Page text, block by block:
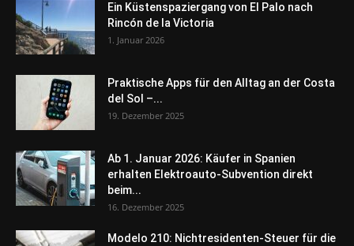
Ein Küstenspaziergang von El Palo nach
Rincón de la Victoria
1. Januar 2026
Praktische Apps für den Alltag an der Costa
del Sol –...
19. Dezember 2025
Ab 1. Januar 2026: Käufer in Spanien
erhalten Elektroauto-Subvention direkt
beim...
16. Dezember 2025
Modelo 210: Nichtresidenten-Steuer für die